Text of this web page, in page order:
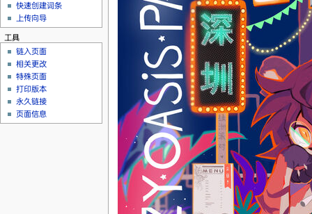
快速创建词条
上传向导
工具
链入页面
相关更改
特殊页面
打印版本
永久链接
页面信息